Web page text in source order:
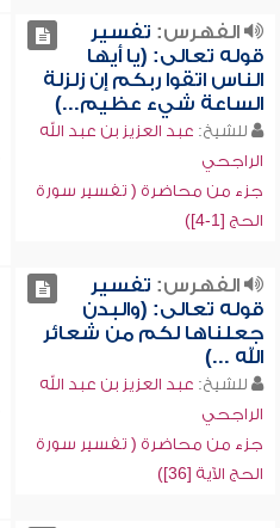
الفهرس: تفسير
قوله تعالى: (يا أيها
الناس اتقوا ربكم إن زلزلة
الساعة شيء عظيم...)
للشيخ: عبد العزيز بن عبد الله
الراجحي
جزء من محاضرة ( تفسير سورة
الحج [1-4])
الفهرس: تفسير
قوله تعالى: (والبدن
جعلناها لكم من شعائر
الله ...)
للشيخ: عبد العزيز بن عبد الله
الراجحي
جزء من محاضرة ( تفسير سورة
الحج الآية [36])